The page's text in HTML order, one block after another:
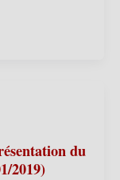
du
2019)